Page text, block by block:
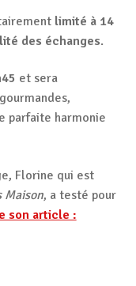
limité à 14
des échanges.
et sera
parfaite harmonie
Florine qui est
Maison, a testé pour
son article :